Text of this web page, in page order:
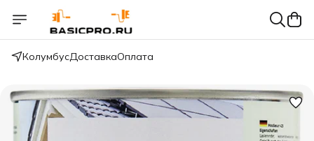
КолумбусДоставкаОплата